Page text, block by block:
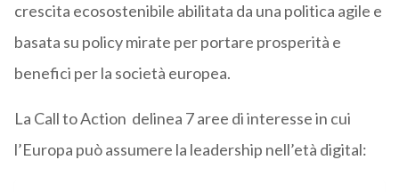
crescita ecosostenibile abilitata da una politica agile e
basata su policy mirate per portare prosperità e
benefici per la società europea.
La Call to Action delinea 7 aree di interesse in cui
l’Europa può assumere la leadership nell’età digital: